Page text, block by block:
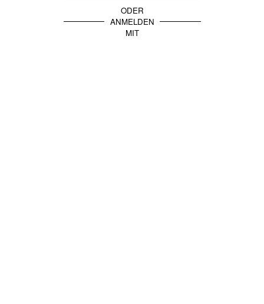
ODER
ANMELDEN
MIT